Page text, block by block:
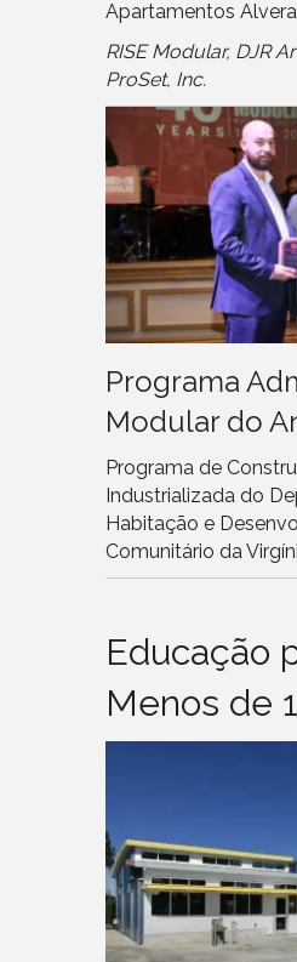
Apartamentos Alvera
RISE Modular, DJR
ProSet, Inc.
Programa
Modular do
Programa de
Industrializada do
Habitação e
Comunitário da
Educação
Menos de